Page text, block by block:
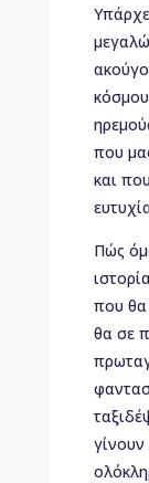
που
και
Πώς
που θα
θα σε